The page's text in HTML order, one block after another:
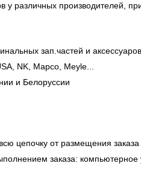
производителей,
зап.частей и
NK, Mapco, Meyle...
и Белоруссии
цепочку от размещения заказа
заказа: